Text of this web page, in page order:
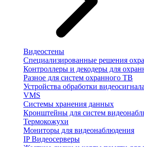
Видеостены
Специализированные решения
Контроллеры и декодеры для
Разное для систем охранного ТВ
Устройства обработки видеосигнала
VMS
Системы хранения данных
Кронштейны для систем
Термокожухи
Мониторы для видеонаблюдения
IP Видеосерверы